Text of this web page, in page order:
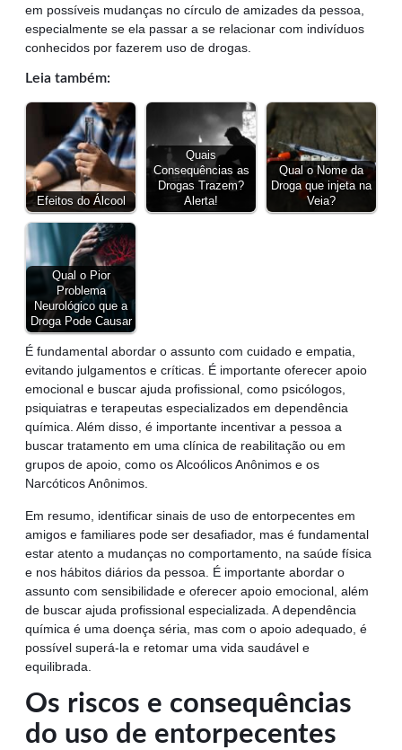
em possíveis mudanças no círculo de amizades da pessoa,
especialmente se ela passar a se relacionar com indivíduos
conhecidos por fazerem uso de drogas.
Leia também:
Efeitos do Álcool
Quais
Consequências as
Drogas Trazem?
Alerta!
Qual o Nome da
Droga que injeta na
Veia?
Qual o Pior
Problema
Neurológico que a
Droga Pode Causar
É fundamental abordar o assunto com cuidado e empatia,
evitando julgamentos e críticas. É importante oferecer apoio
emocional e buscar ajuda profissional, como psicólogos,
psiquiatras e terapeutas especializados em dependência
química. Além disso, é importante incentivar a pessoa a
buscar tratamento em uma clínica de reabilitação ou em
grupos de apoio, como os Alcoólicos Anônimos e os
Narcóticos Anônimos.
Em resumo, identificar sinais de uso de entorpecentes em
amigos e familiares pode ser desafiador, mas é fundamental
estar atento a mudanças no comportamento, na saúde física
e nos hábitos diários da pessoa. É importante abordar o
assunto com sensibilidade e oferecer apoio emocional, além
de buscar ajuda profissional especializada. A dependência
química é uma doença séria, mas com o apoio adequado, é
possível superá-la e retomar uma vida saudável e
equilibrada.
Os riscos e consequências
do uso de entorpecentes